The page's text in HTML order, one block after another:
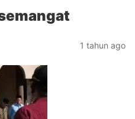
1 tahun ago